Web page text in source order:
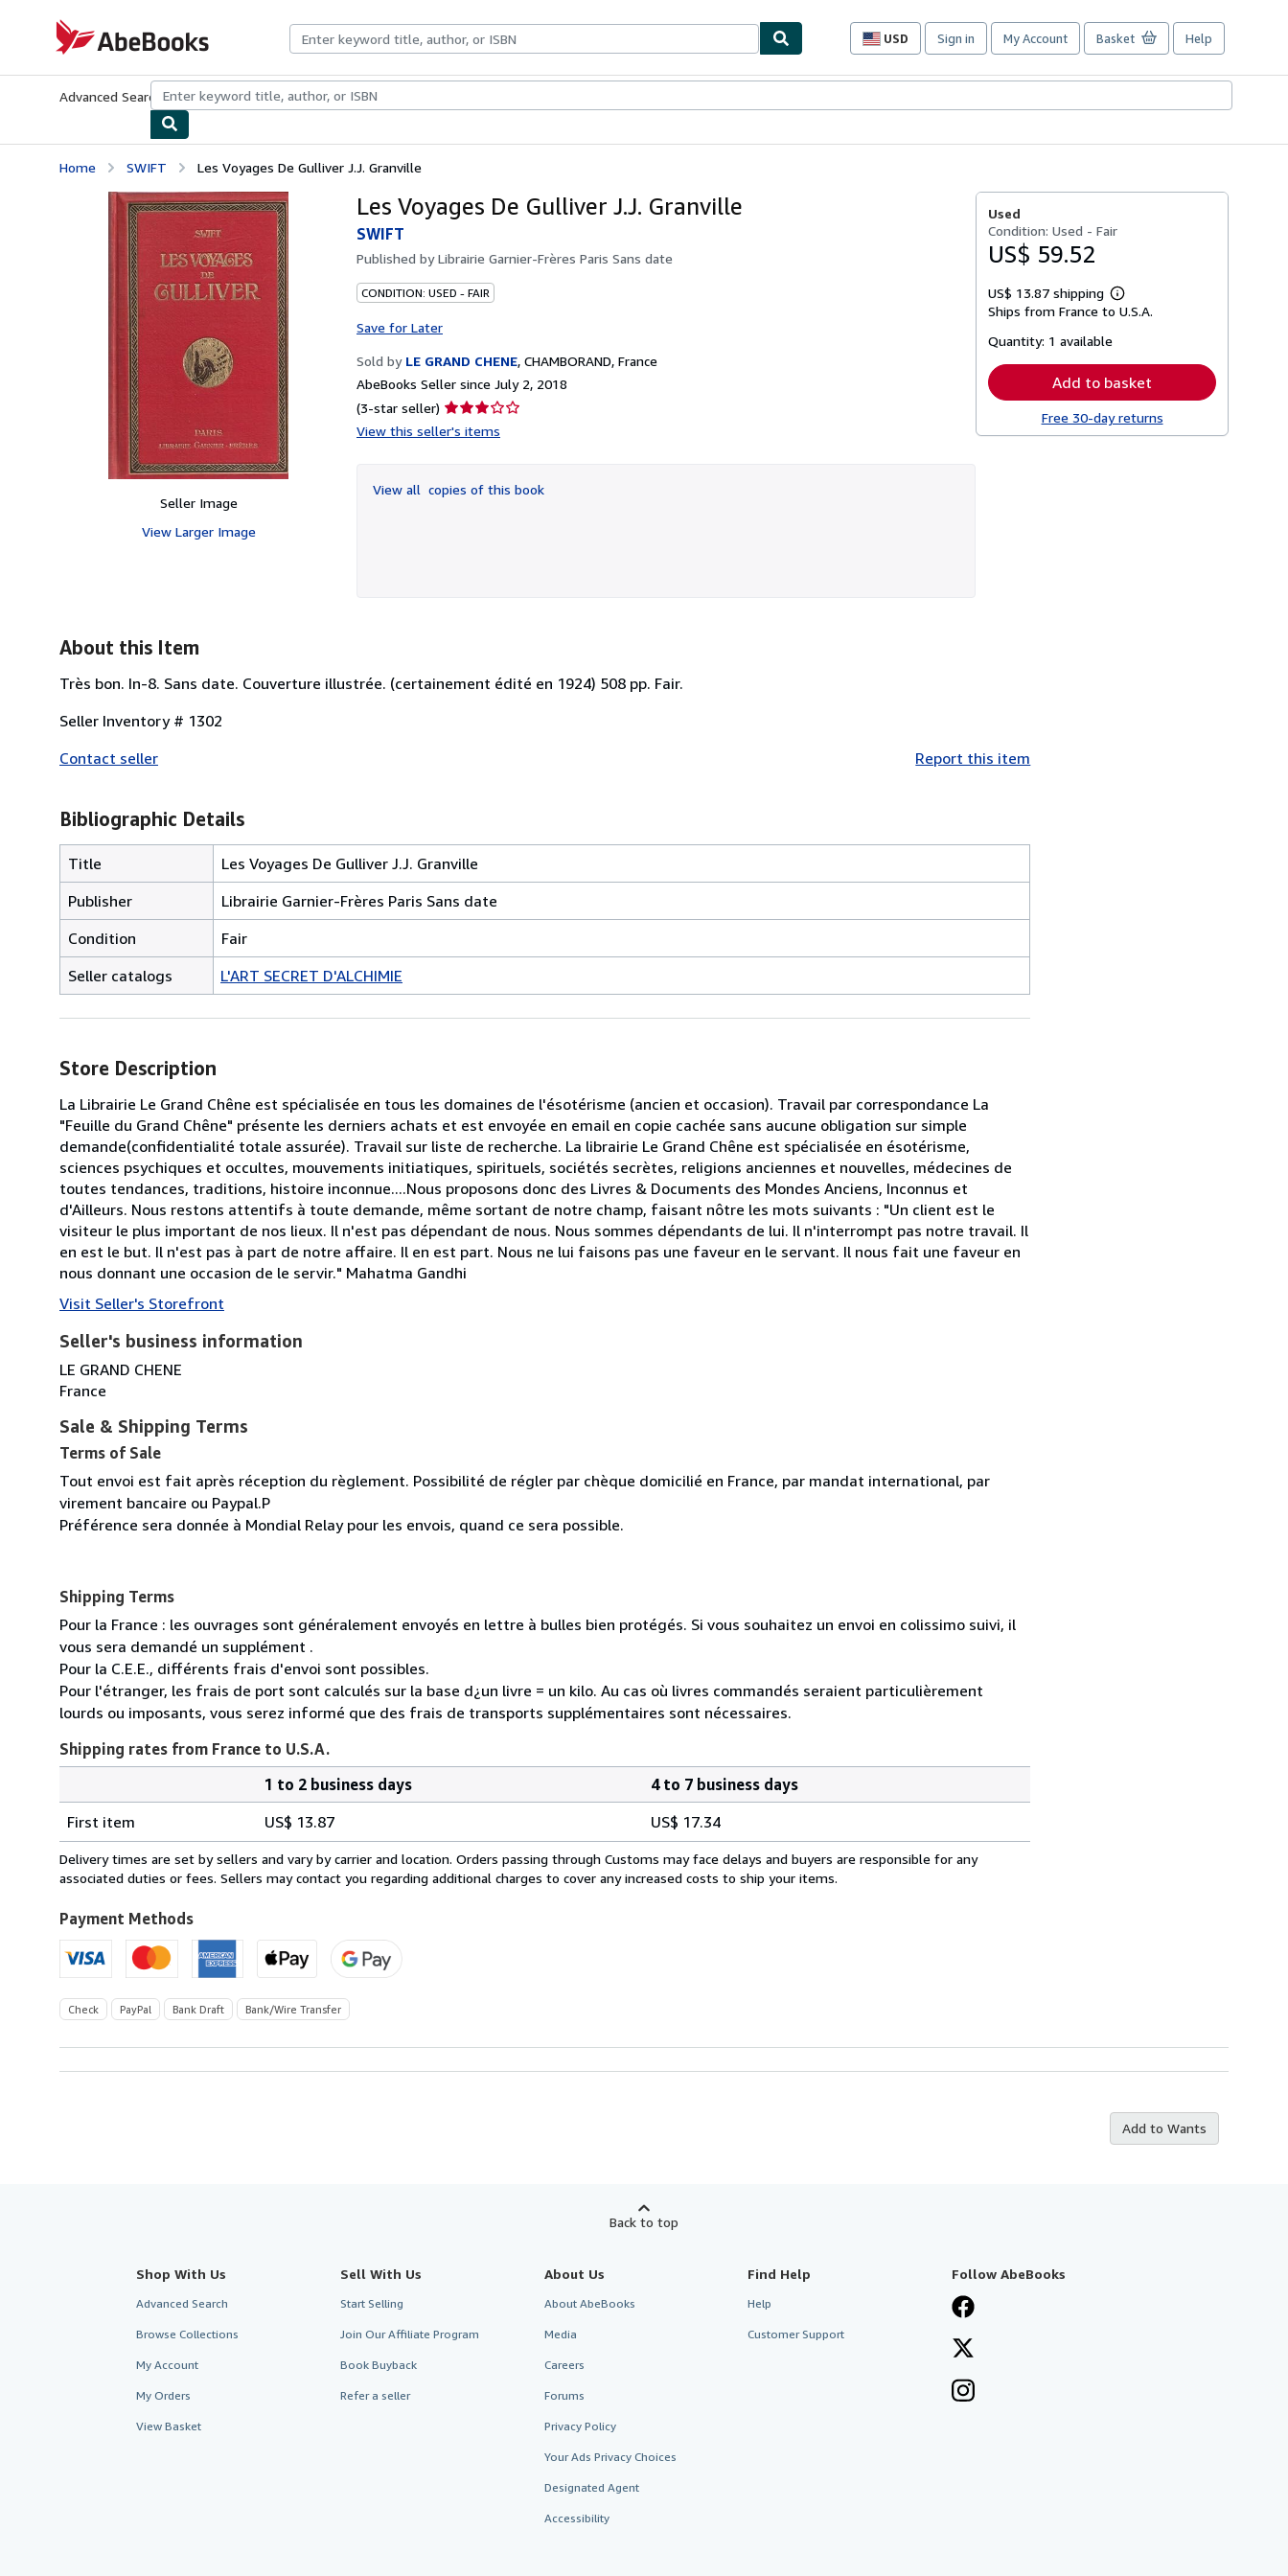
AbeBooks.com
USD
Site
preferences
Sign in My Account Basket Help
Advanced Search Browse CollectionsRare BooksArt & Collectibles
Home SWIFT Les Voyages De Gulliver J.J. Granville
Seller Image
View Larger Image
Les Voyages De Gulliver J.J. Granville
SWIFT
Published byLibrairie Garnier-Frères Paris Sans date
CONDITION: USED - FAIR
Save for Later
Sold by LE GRAND CHENE, CHAMBORAND, France
AbeBooks Seller since July 2, 2018
(3-star seller) Seller
rating
of
5
View this seller's items
View all copies of this book
Used
Condition: Used - Fair
US$ 59.52
US$ 13.87 shipping
Learn
more
Ships from France to U.S.A.
Quantity: 1 available
Add to basket
Free 30-day returns
About this Item
Très bon. In-8. Sans date. Couverture illustrée. (certainement édité en 1924) 508 pp. Fair.
Seller Inventory # 1302
Contact seller
Report this item
Bibliographic Details
Title
Les Voyages De Gulliver J.J. Granville
Publisher
Librairie Garnier-Frères Paris Sans date
Condition
Fair
Seller catalogs
L'ART SECRET D'ALCHIMIE
Store Description
La Librairie Le Grand Chêne est spécialisée en tous les domaines de l'ésotérisme (ancien et occasion). Travail par correspondance La
"Feuille du Grand Chêne" présente les derniers achats et est envoyée en email en copie cachée sans aucune obligation sur simple
demande(confidentialité totale assurée). Travail sur liste de recherche. La librairie Le Grand Chêne est spécialisée en ésotérisme,
sciences psychiques et occultes, mouvements initiatiques, spirituels, sociétés secrètes, religions anciennes et nouvelles, médecines de
toutes tendances, traditions, histoire inconnue....Nous proposons donc des Livres & Documents des Mondes Anciens, Inconnus et
d'Ailleurs. Nous restons attentifs à toute demande, même sortant de notre champ, faisant nôtre les mots suivants : "Un client est le
visiteur le plus important de nos lieux. Il n'est pas dépendant de nous. Nous sommes dépendants de lui. Il n'interrompt pas notre travail. Il
en est le but. Il n'est pas à part de notre affaire. Il en est part. Nous ne lui faisons pas une faveur en le servant. Il nous fait une faveur en
nous donnant une occasion de le servir." Mahatma Gandhi
Visit Seller's Storefront
Seller's business information
LE GRAND CHENE
France
Sale & Shipping Terms
Terms of Sale
Tout envoi est fait après réception du règlement. Possibilité de régler par chèque domicilié en France, par mandat international, par
virement bancaire ou Paypal.P
Préférence sera donnée à Mondial Relay pour les envois, quand ce sera possible.
Shipping Terms
Pour la France : les ouvrages sont généralement envoyés en lettre à bulles bien protégés. Si vous souhaitez un envoi en colissimo suivi, il
vous sera demandé un supplément .
Pour la C.E.E., différents frais d'envoi sont possibles.
Pour l'étranger, les frais de port sont calculés sur la base d¿un livre = un kilo. Au cas où livres commandés seraient particulièrement
lourds ou imposants, vous serez informé que des frais de transports supplémentaires sont nécessaires.
Shipping rates from France to U.S.A.
rates
from
France
U.S.A.
1 to 2 business days
4 to 7 business days
First item
US$ 13.87 US$ 17.34
Delivery times are set by sellers and vary by carrier and location. Orders passing through Customs may face delays and buyers are responsible for any
associated duties or fees. Sellers may contact you regarding additional charges to cover any increased costs to ship your items.
Payment Methods
Check PayPal Bank Draft Bank/Wire Transfer
Add to Wants
Back to top
Shop With Us
Advanced Search
Browse Collections
My Account
My Orders
View Basket
Sell With Us
Start Selling
Join Our Affiliate Program
Book Buyback
Refer a seller
About Us
About AbeBooks
Media
Careers
Forums
Privacy Policy
Your Ads Privacy Choices
Designated Agent
Accessibility
Find Help
Help
Customer Support
Follow AbeBooks